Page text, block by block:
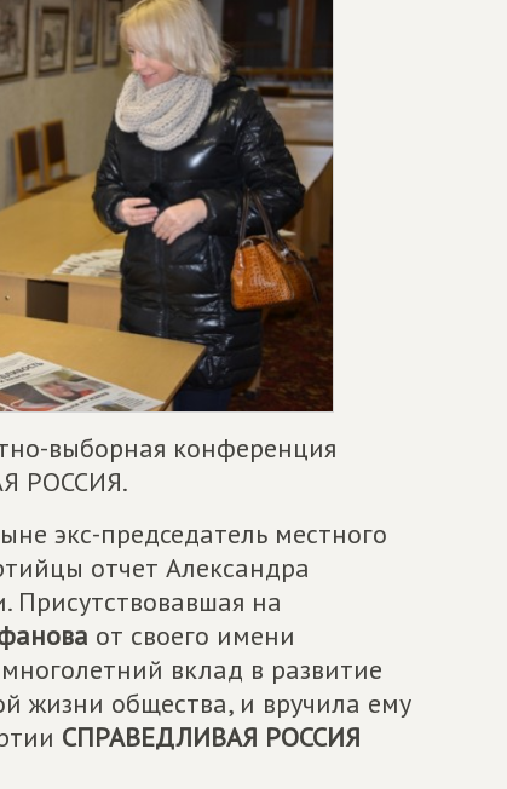
выборная конференция
РОССИЯ.
экс-председатель местного
отчет Александра
на
от своего имени
вклад в развитие
жизни общества, и вручила ему
СПРАВЕДЛИВАЯ РОССИЯ